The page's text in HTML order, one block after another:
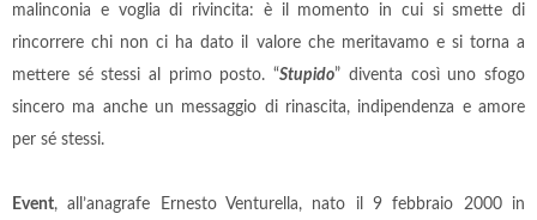
malinconia e voglia di rivincita: è il momento in cui si smette di
rincorrere chi non ci ha dato il valore che meritavamo e si torna a
mettere sé stessi al primo posto. “Stupido” diventa così uno sfogo
sincero ma anche un messaggio di rinascita, indipendenza e amore
per sé stessi.
Event, all’anagrafe Ernesto Venturella, nato il 9 febbraio 2000 in